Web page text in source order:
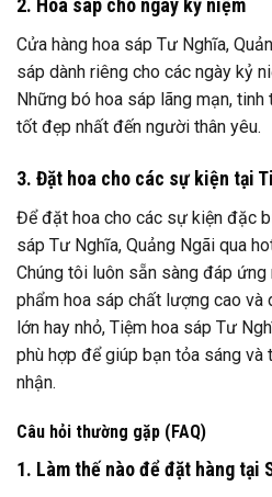
2. Hoa sáp cho ngày kỷ niệm
Cửa hàng hoa sáp Tư Nghĩa,
sáp dành riêng cho các ngày kỷ
Những bó hoa sáp lãng mạn,
tốt đẹp nhất đến người thân yêu.
3. Đặt hoa cho các sự kiện tại
Để đặt hoa cho các sự kiện đặc
sáp Tư Nghĩa, Quảng Ngãi qua
Chúng tôi luôn sẵn sàng đáp
phẩm hoa sáp chất lượng cao và
lớn hay nhỏ, Tiệm hoa sáp Tư
phù hợp để giúp bạn tỏa sáng
nhận.
Câu hỏi thường gặp (FAQ)
1. Làm thế nào để đặt hàng tại